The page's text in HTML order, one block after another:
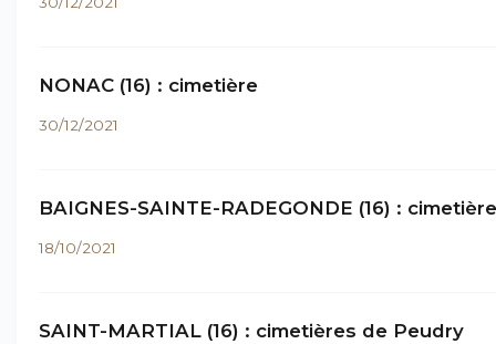
NONAC (16) : cimetière
30/12/2021
BAIGNES-SAINTE-RADEGONDE (16) : cimetière
18/10/2021
SAINT-MARTIAL (16) : cimetières de Peudry